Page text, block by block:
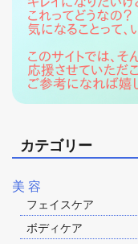
カテゴリー
美 容
フェイスケア
ボディケア